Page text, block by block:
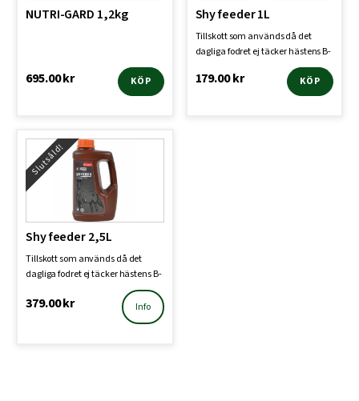
NUTRI-GARD 1,2kg
695.00kr KÖP
Shy feeder 1L
Tillskott som används då det
dagliga fodret ej täcker hästens B-
179.00kr KÖP
Slutsåld!
Shy feeder 2,5L
Tillskott som används då det
dagliga fodret ej täcker hästens B-
379.00kr Info